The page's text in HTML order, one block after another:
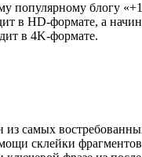
популярному блогу
HD-формате, а
в 4K-формате.
самых
склейки